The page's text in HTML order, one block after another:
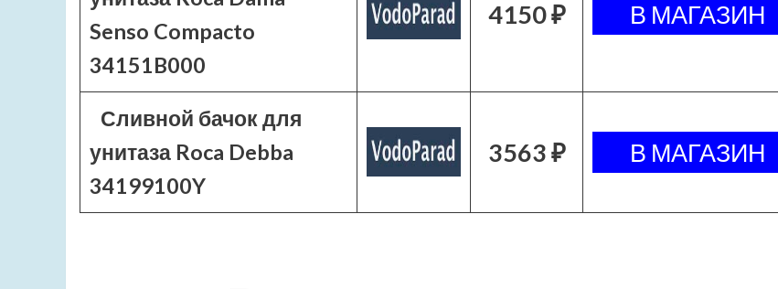
Senso Compacto
34151B000
4150 ₽
Сливной бачок для
унитаза Roca Debba
34199100Y
3563 ₽